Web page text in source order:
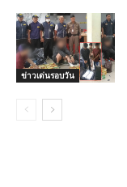
ข่าวเด่นรอบวัน